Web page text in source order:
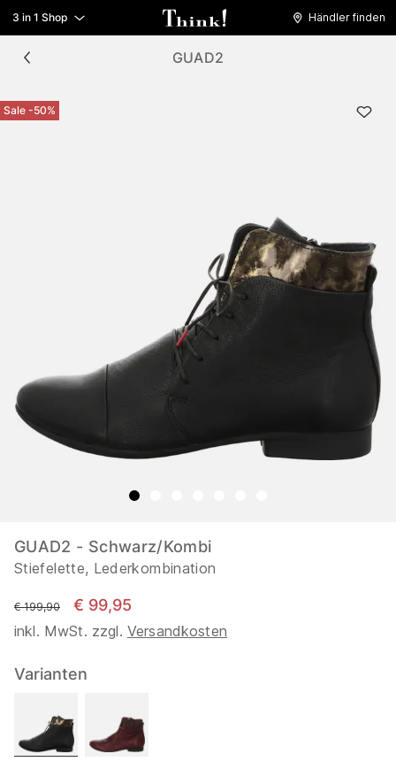
3 in 1 Shop Händler finden
GUAD2
Sale -50%
GUAD2 - Schwarz/Kombi
Stiefelette, Lederkombination
statt
€ 199,90 € 99,95
inkl. MwSt. zzgl. Versandkosten
Varianten